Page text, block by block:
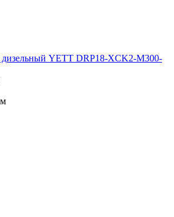
YETT DRP18-XCK2-M300-